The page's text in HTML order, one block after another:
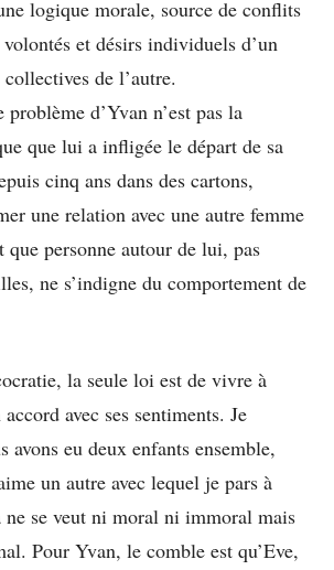
logique morale, source de conflits
et désirs individuels d’un
de l’autre.
d’Yvan n’est pas la
que lui a infligée le départ de sa
cinq ans dans des cartons,
une relation avec une autre femme
que personne autour de lui, pas
ne s’indigne du comportement de
la seule loi est de vivre à
avec ses sentiments. Je
avons eu deux enfants ensemble,
un autre avec lequel je pars à
ne se veut ni moral ni immoral mais
Pour Yvan, le comble est qu’Eve,